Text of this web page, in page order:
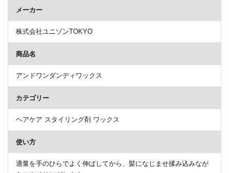
メーカー
株式会社ユニゾンTOKYO
商品名
アンドワンダンディワックス
カテゴリー
ヘアケア スタイリング剤 ワックス
使い方
適量を手のひらでよく伸ばしてから、髪になじませ揉み込みなが